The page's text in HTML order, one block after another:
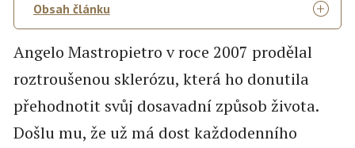
Obsah článku
Angelo Mastropietro v roce 2007 prodělal
roztroušenou sklerózu, která ho donutila
přehodnotit svůj dosavadní způsob života.
Došlu mu, že už má dost každodenního